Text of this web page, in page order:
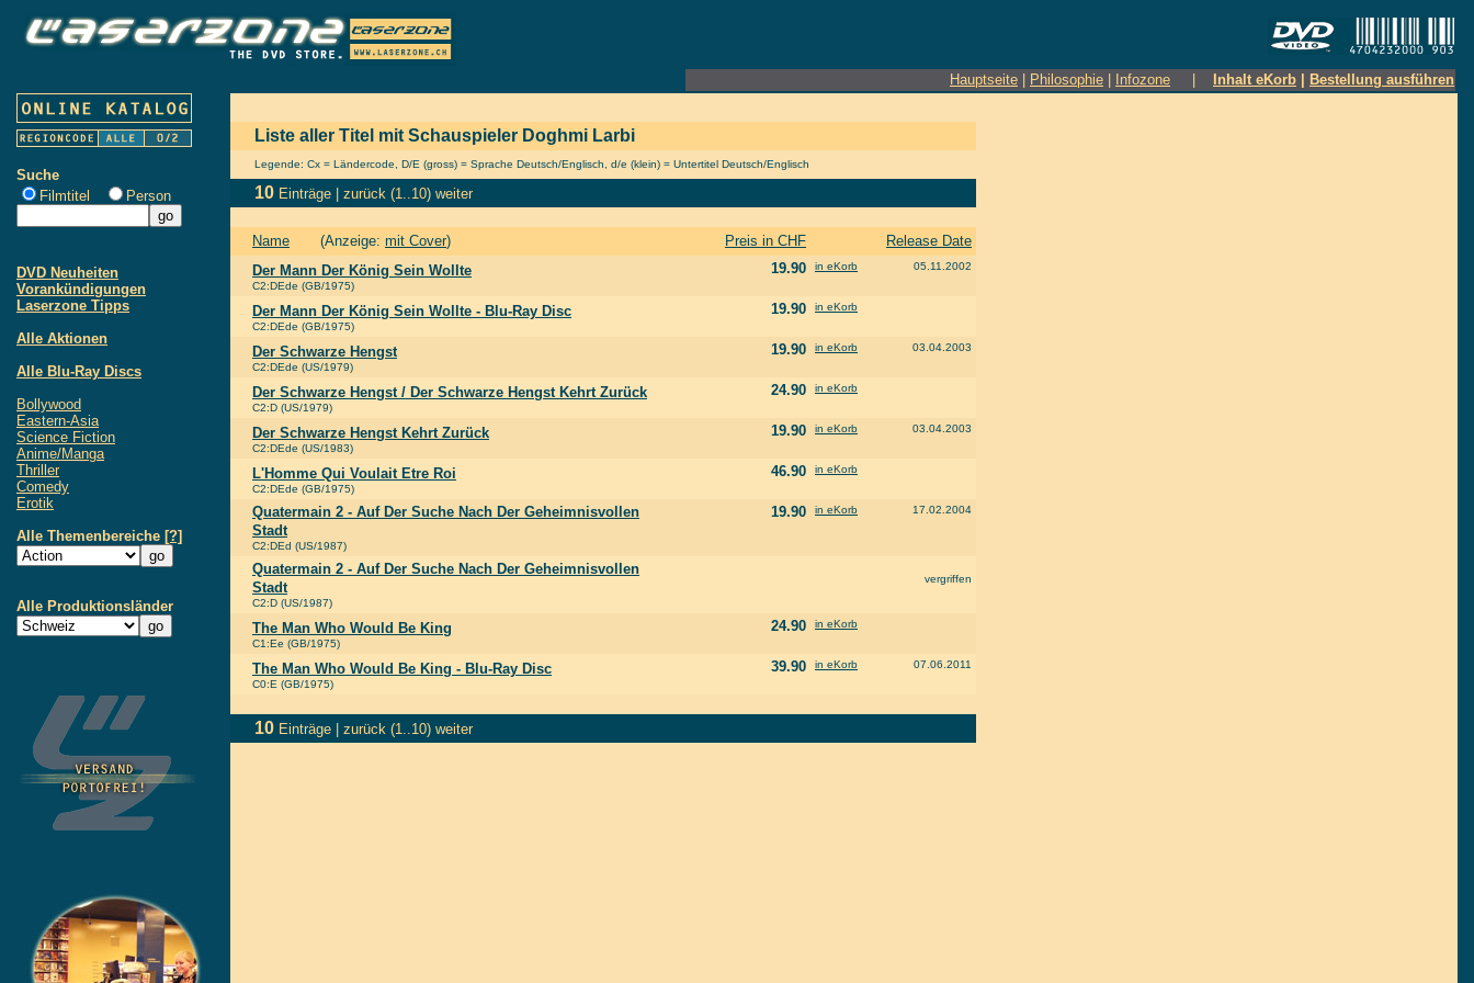
Hauptseite Philosophie Infozone Inhalt eKorb Bestellung ausführen
Suche
Filmtitel
Person
DVD Neuheiten
Vorankündigungen
Laserzone Tipps
Alle Aktionen
Alle Blu-Ray Discs
Bollywood
Eastern-Asia
Science Fiction
Anime/Manga
Thriller
Comedy
Erotik
Alle Themenbereiche [?]
Alle Produktionsländer
Liste aller Titel mit Schauspieler Doghmi Larbi
Legende: Cx = Ländercode, D/E (gross) = Sprache Deutsch/Englisch, d/e (klein) = Untertitel Deutsch/Englisch
10 Einträge | zurück (1..10) weiter
Name (Anzeige: mit Cover) Preis in CHF
Release Date
Der Mann Der König Sein Wollte
C2:DEde (GB/1975)
19.90 in eKorb 05.11.2002
Der Mann Der König Sein Wollte - Blu-Ray Disc
C2:DEde (GB/1975)
19.90 in eKorb
Der Schwarze Hengst
C2:DEde (US/1979)
19.90 in eKorb 03.04.2003
Der Schwarze Hengst / Der Schwarze Hengst Kehrt Zurück
C2:D (US/1979)
24.90 in eKorb
Der Schwarze Hengst Kehrt Zurück
C2:DEde (US/1983)
19.90 in eKorb 03.04.2003
L'Homme Qui Voulait Etre Roi
C2:DEde (GB/1975)
46.90 in eKorb
Quatermain 2 - Auf Der Suche Nach Der Geheimnisvollen
Stadt
C2:DEd (US/1987)
19.90 in eKorb 17.02.2004
Quatermain 2 - Auf Der Suche Nach Der Geheimnisvollen
Stadt
C2:D (US/1987)
vergriffen
The Man Who Would Be King
C1:Ee (GB/1975)
24.90 in eKorb
The Man Who Would Be King - Blu-Ray Disc
C0:E (GB/1975)
39.90 in eKorb 07.06.2011
10 Einträge | zurück (1..10) weiter